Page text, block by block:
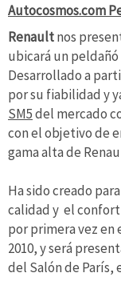
Autocosmos.com
Renaultnos
ubicará un
Desarrollado a
por su fiabilidad y
SM5del mercado
con el objetivo de
gama alta de
Ha sido creado
calidad y el confort
por primera vez en
2010, y será
del Salón de París,